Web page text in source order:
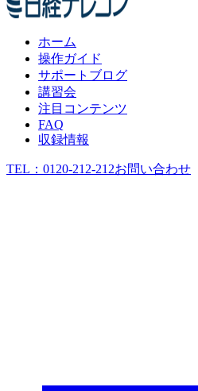
ホーム
操作ガイド
サポートブログ
講習会
注目コンテンツ
FAQ
収録情報
TEL： 0120-212-212お問い合わせ